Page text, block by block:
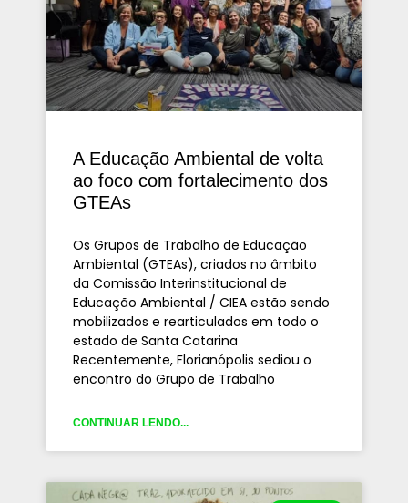
A Educação Ambiental de volta
ao foco com fortalecimento dos
GTEAs
Os Grupos de Trabalho de Educação
Ambiental (GTEAs), criados no âmbito
da Comissão Interinstitucional de
Educação Ambiental / CIEA estão sendo
mobilizados e rearticulados em todo o
estado de Santa Catarina
Recentemente, Florianópolis sediou o
encontro do Grupo de Trabalho
CONTINUAR LENDO...